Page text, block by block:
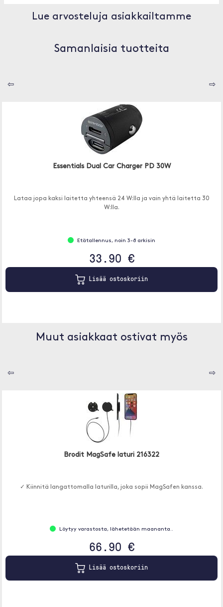
Lue arvosteluja asiakkailtamme
Samanlaisia tuotteita
⇦ ⇨
Essentials Dual Car Charger PD 30W
Lataa jopa kaksi laitetta yhteensä 24 W:lla ja vain yhtä laitetta 30
W:lla.
Etätallennus, noin 3-8 arkisin
33.90 €
Lisää ostoskoriin
Muut asiakkaat ostivat myös
⇦ ⇨
Brodit MagSafe laturi 216322
✓ Kiinnitä langattomalla laturilla, joka sopii MagSafen kanssa.
Löytyy varastosta, lähetetään maananta..
66.90 €
Lisää ostoskoriin